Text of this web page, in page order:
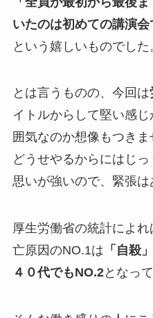
いたのは初めての講演会
という嬉しいものでした
とは言うものの、今回は
イトルからして堅い感
囲気なのか想像もつきま
どうせやるからにはじ
思いが強いので、緊張は
厚生労働省の統計によ
亡原因のNO.1は 「自殺」
４０代でもNO.2となっ